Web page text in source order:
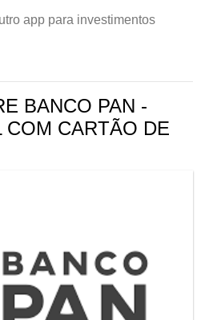
app para investimentos
BANCO PAN -
COM CARTÃO DE